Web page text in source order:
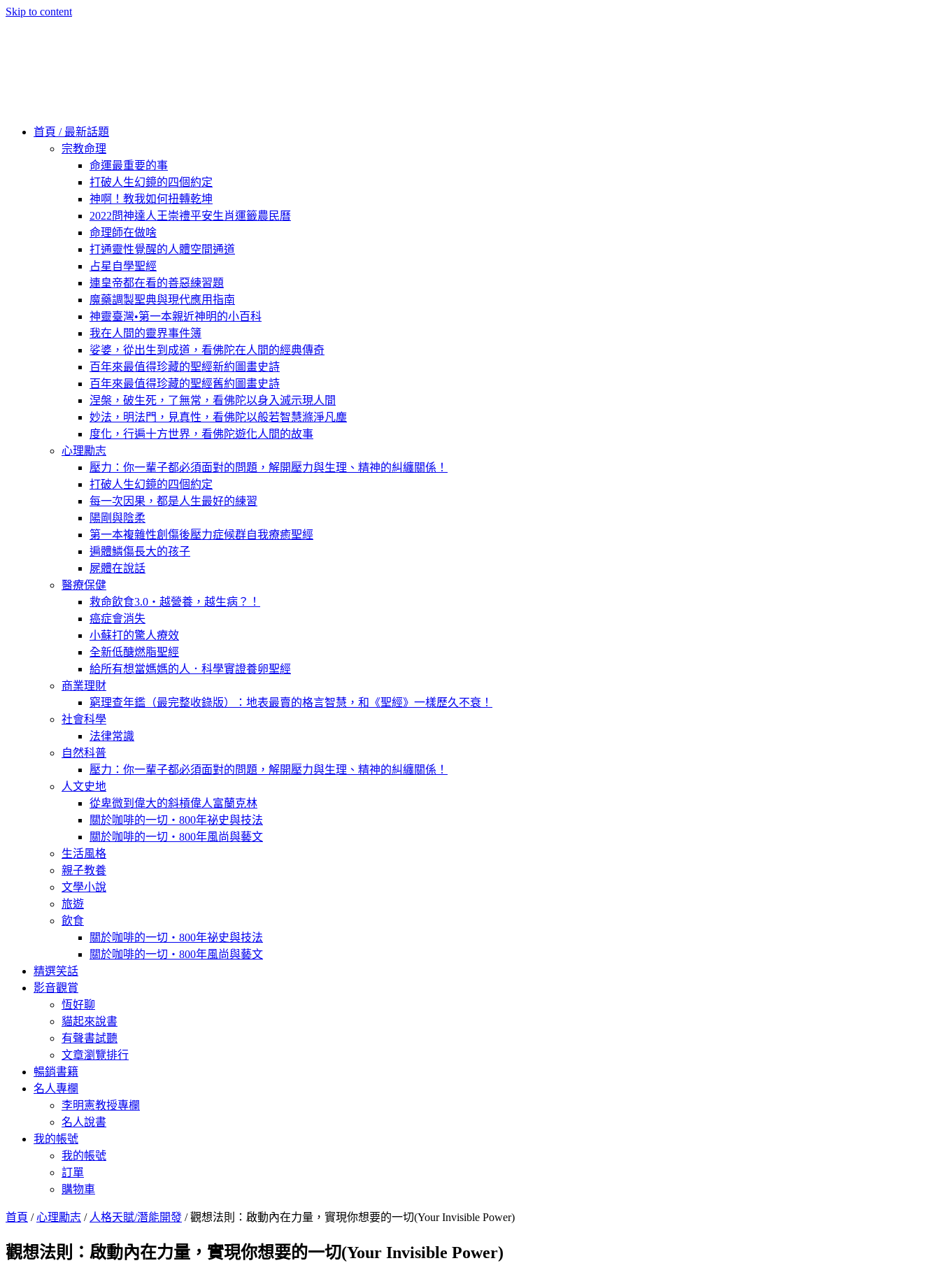
Skip to content
首頁 / 最新話題
宗教命理
命運最重要的事
打破人生幻鏡的四個約定
神啊！教我如何扭轉乾坤
2022問神達人王崇禮平安生肖運籤農民曆
命理師在做啥
打通靈性覺醒的人體空間通道
占星自學聖經
連皇帝都在看的善惡練習題
魔藥調製聖典與現代應用指南
神靈臺灣•第一本親近神明的小百科
我在人間的靈界事件簿
娑婆，從出生到成道，看佛陀在人間的經典傳奇
百年來最值得珍藏的聖經新約圖畫史詩
百年來最值得珍藏的聖經舊約圖畫史詩
涅槃，破生死，了無常，看佛陀以身入滅示現人間
妙法，明法門，見真性，看佛陀以般若智慧滌淨凡塵
度化，行遍十方世界，看佛陀遊化人間的故事
心理勵志
壓力：你一輩子都必須面對的問題，解開壓力與生理、精神的糾纏關係！
打破人生幻鏡的四個約定
每一次因果，都是人生最好的練習
陽剛與陰柔
第一本複雜性創傷後壓力症候群自我療癒聖經
遍體鱗傷長大的孩子
屍體在說話
醫療保健
救命飲食3.0‧越營養，越生病？！
癌症會消失
小蘇打的驚人療效
全新低醣燃脂聖經
給所有想當媽媽的人．科學實證養卵聖經
商業理財
窮理查年鑑（最完整收錄版）：地表最賣的格言智慧，和《聖經》一樣歷久不衰！
社會科學
法律常識
自然科普
壓力：你一輩子都必須面對的問題，解開壓力與生理、精神的糾纏關係！
人文史地
從卑微到偉大的斜槓偉人富蘭克林
關於咖啡的一切‧800年祕史與技法
關於咖啡的一切‧800年風尚與藝文
生活風格
親子教養
文學小說
旅遊
飲食
關於咖啡的一切‧800年祕史與技法
關於咖啡的一切‧800年風尚與藝文
精選笑話
影音觀賞
恆好聊
貓起來說書
有聲書試聽
文章瀏覽排行
暢銷書籍
名人專欄
李明憲教授專欄
名人說書
我的帳號
我的帳號
訂單
購物車
首頁 /心理勵志 / 人格天賦/潛能開發 / 觀想法則：啟動內在力量，實現你想要的一切(Your Invisible Power)
觀想法則：啟動內在力量，實現你想要的一切(Your Invisible Power)